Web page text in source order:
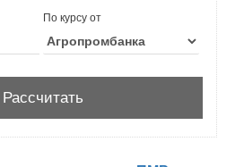
По курсу от